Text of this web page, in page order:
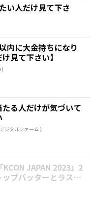
い人だけ見て下さ
内に大金持ちになり
見て下さい】
る人だけが気づいて
ジタルファーム )
KCON JAPAN 2023」2
ップバッターとラスト